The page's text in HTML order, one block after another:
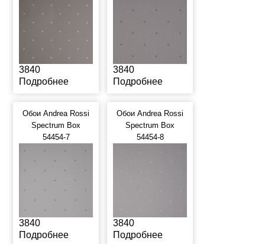
3840
Подробнее
3840
Подробнее
Обои Andrea Rossi
Spectrum Box
54454-7
3840
Подробнее
Обои Andrea Rossi
Spectrum Box
54454-8
3840
Подробнее